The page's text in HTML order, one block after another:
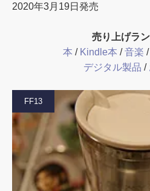
2020年3月19日発売
売り上げラ
本 / Kindle本 /音楽 /
デジタル製品 /
FF13